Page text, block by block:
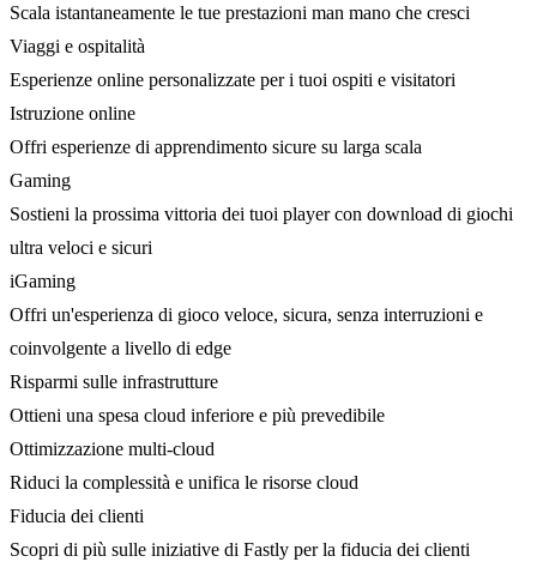
Scala istantaneamente le tue prestazioni man mano che cresci
Viaggi e ospitalità
Esperienze online personalizzate per i tuoi ospiti e visitatori
Istruzione online
Offri esperienze di apprendimento sicure su larga scala
Gaming
Sostieni la prossima vittoria dei tuoi player con download di giochi
ultra veloci e sicuri
iGaming
Offri un'esperienza di gioco veloce, sicura, senza interruzioni e
coinvolgente a livello di edge
Risparmi sulle infrastrutture
Ottieni una spesa cloud inferiore e più prevedibile
Ottimizzazione multi-cloud
Riduci la complessità e unifica le risorse cloud
Fiducia dei clienti
Scopri di più sulle iniziative di Fastly per la fiducia dei clienti